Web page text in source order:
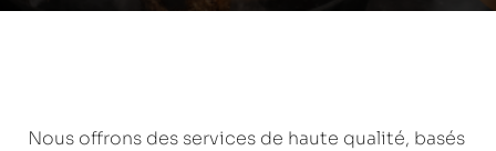
Nous offrons des services de haute qualité, basés